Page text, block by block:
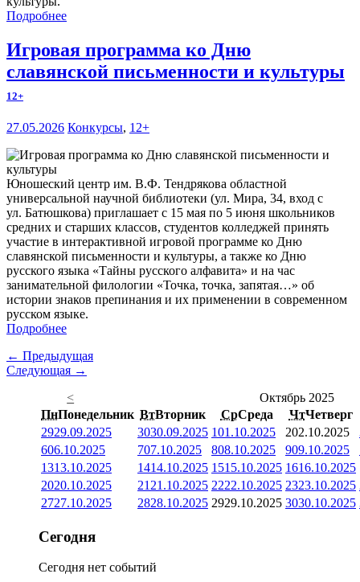
Подробнее
Игровая программа ко Дню
славянской письменности и культуры
12+
27.05.2026 Конкурсы, 12+
Юношеский центр им. В.Ф. Тендрякова областной
универсальной научной библиотеки (ул. Мира, 34, вход с
ул. Батюшкова) приглашает с 15 мая по 5 июня школьников
средних и старших классов, студентов колледжей принять
участие в интерактивной игровой программе ко Дню
славянской письменности и культуры, а также ко Дню
русского языка «Тайны русского алфавита» и на час
занимательной филологии «Точка, точка, запятая…» об
истории знаков препинания и их применении в современном
русском языке.
Подробнее
← Предыдущая
Следующая →
<
Октябрь 2025
ПнПонедельник ВтВторник СрСреда ЧтЧетверг
2929.09.2025 3030.09.2025 101.10.2025 202.10.2025
606.10.2025 707.10.2025 808.10.2025 909.10.2025
1313.10.2025 1414.10.2025 1515.10.2025 1616.10.2025
2020.10.2025 21 21.10.2025 2222.10.2025 2323.10.2025
2727.10.2025 2828.10.2025 2929.10.2025 3030.10.2025
Сегодня
Сегодня нет событий